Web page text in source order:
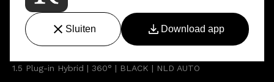
Lynk & Co 01
1.5 Plug-in Hybrid | 360° | BLACK | NLD AUTO